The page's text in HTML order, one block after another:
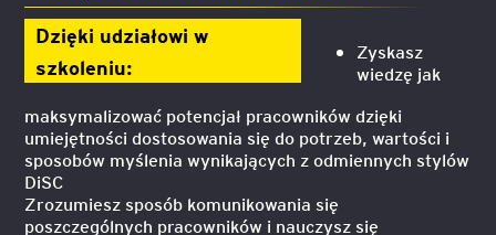
Dzięki udziałowi w
szkoleniu:
Zyskasz
wiedzę jak
maksymalizować potencjał pracowników dzięki
umiejętności dostosowania się do potrzeb, wartości i
sposobów myślenia wynikających z odmiennych stylów
DiSC
Zrozumiesz sposób komunikowania się
poszczególnych pracowników i nauczysz się